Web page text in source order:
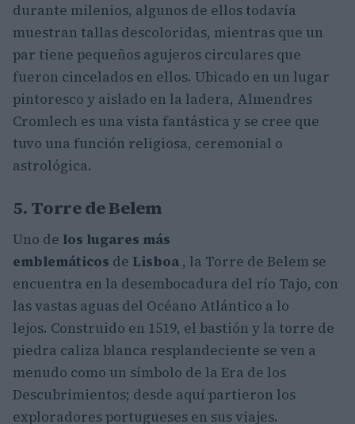
durante milenios, algunos de ellos todavía
muestran tallas descoloridas, mientras que un
par tiene pequeños agujeros circulares que
fueron cincelados en ellos. Ubicado en un lugar
pintoresco y aislado en la ladera, Almendres
Cromlech es una vista fantástica y se cree que
tuvo una función religiosa, ceremonial o
astrológica.
5. Torre de Belem
Uno de los lugares más
emblemáticos de Lisboa , la Torre de Belem se
encuentra en la desembocadura del río Tajo, con
las vastas aguas del Océano Atlántico a lo
lejos. Construido en 1519, el bastión y la torre de
piedra caliza blanca resplandeciente se ven a
menudo como un símbolo de la Era de los
Descubrimientos; desde aquí partieron los
exploradores portugueses en sus viajes.